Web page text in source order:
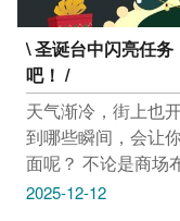
------------------ 展览
12/21(日) 周二～周
图书馆李科永纪念
号） 活动连结：
----- 市集｜2025美
13:00-20:00 美术园
结：https://reurl.cc/
｜叮咚园游会 12/
\ 圣诞台中闪亮任
吧！ /
天气渐冷，街上也
到哪些瞬间，会让
面呢？ 不论是商场
是你意外捕捉的节
2025-12-12